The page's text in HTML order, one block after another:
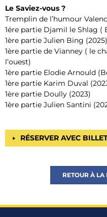
Le Saviez-vous ?
Tremplin de l’humour
1ére partie Djamil le Shlag (
1ère partie Julien Bing (2025)
1ère partie de Vianney ( le
l’ouest)
1ère partie Elodie Arnould
1ère partie Karim Duval
1ère partie Doully (2023)
1ère partie Julien Santini
RÉSERVER AVEC
RETOUR À